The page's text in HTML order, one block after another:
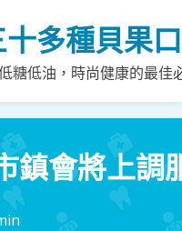
多種貝果
糖低油，時尚健康的最
鎮會將上調